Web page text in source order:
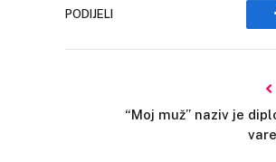
PODIJELI
“Moj muž” naziv je